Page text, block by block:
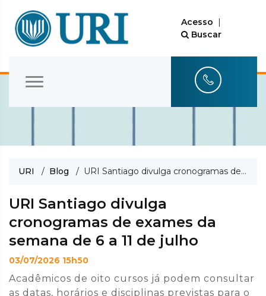
Acesso |
Buscar
URI / Blog / URI Santiago divulga cronogramas de exames da semana de 6 a 11 de julho
URI Santiago divulga
cronogramas de exames da
semana de 6 a 11 de julho
03/07/2026 15h50
Acadêmicos de oito cursos já podem consultar
as datas, horários e disciplinas previstas para o